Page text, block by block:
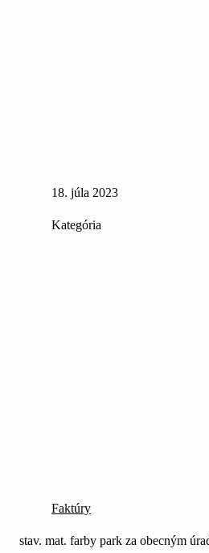
18. júla 2023
Kategória
Faktúry
stav. mat. farby park za obecným